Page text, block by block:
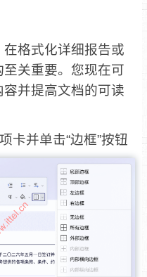
格式化详细报告或
关重要。您现在可
并提高文档的可读
卡并单击“边框”按钮